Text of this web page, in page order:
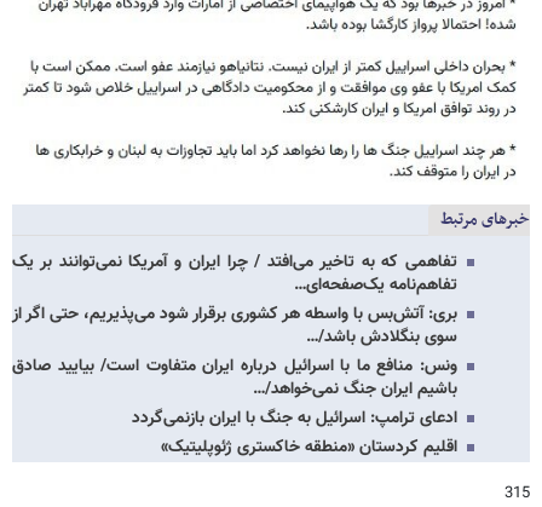
خبرهای مرتبط
تفاهمی که به تاخیر می‌افتد / چرا ایران و آمریکا نمی‌توانند بر یک
تفاهم‌نامه یک‌صفحه‌ای…
بری: آتش‌بس با واسطه هر کشوری برقرار شود می‌پذیریم، حتی اگر از
سوی بنگلادش باشد/…
ونس: منافع ما با اسرائیل درباره ایران متفاوت است/ بیایید صادق
باشیم ایران جنگ نمی‌خواهد/…
ادعای ترامپ: اسرائیل به جنگ با ایران بازنمی‌گردد
اقلیم کردستان «منطقه خاکستری ژئوپلیتیک»
315